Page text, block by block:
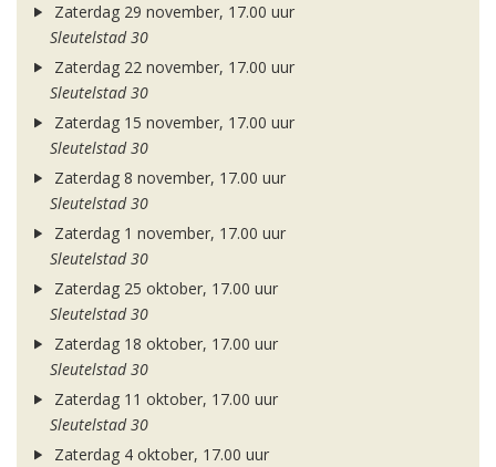
Zaterdag 29 november, 17.00 uur
Sleutelstad 30
Zaterdag 22 november, 17.00 uur
Sleutelstad 30
Zaterdag 15 november, 17.00 uur
Sleutelstad 30
Zaterdag 8 november, 17.00 uur
Sleutelstad 30
Zaterdag 1 november, 17.00 uur
Sleutelstad 30
Zaterdag 25 oktober, 17.00 uur
Sleutelstad 30
Zaterdag 18 oktober, 17.00 uur
Sleutelstad 30
Zaterdag 11 oktober, 17.00 uur
Sleutelstad 30
Zaterdag 4 oktober, 17.00 uur